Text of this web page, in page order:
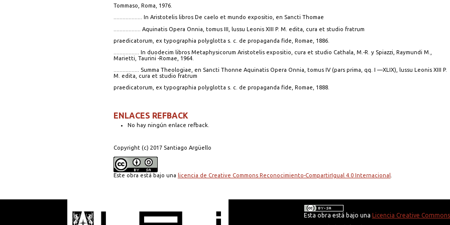
Tommaso, Roma, 1976.
................... In Aristotelis libros De caelo et mundo expositio, en Sancti Thomae
.................. Aquinatis Opera Onnia, tomus III, lussu Leonis XIII P. M. edita, cura et studio fratrum
praedicatorum, ex typographia polyglotta s. c. de propaganda fide, Romae, 1886.
................. In duodecim libros Metaphysicorum Aristotelis expositio, cura et studio Cathala, M.-R. y Spiazzi, Raymundi M.,
Marietti, Taurini -Romae, 1964.
................. Summa Theologiae, en Sancti Thonne Aquinatis Opera Onnia, tomus IV (pars prima, qq. I —XLIX), lussu Leonis XIII P.
M. edita, cura et studio fratrum
praedicatorum, ex typographia polyglotta s. c. de propaganda fide, Romae, 1888.
ENLACES REFBACK
No hay ningún enlace refback.
Copyright (c) 2017 Santiago Argüello
Este obra está bajo una licencia de Creative Commons Reconocimiento-CompartirIgual 4.0 Internacional
Esta obra está bajo una Licencia Creative